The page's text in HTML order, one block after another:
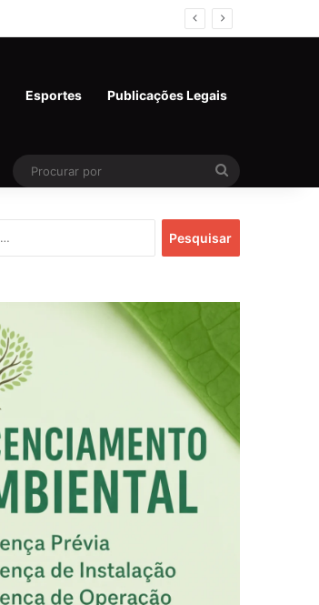
Esportes Publicações Legais
Procurar
por: